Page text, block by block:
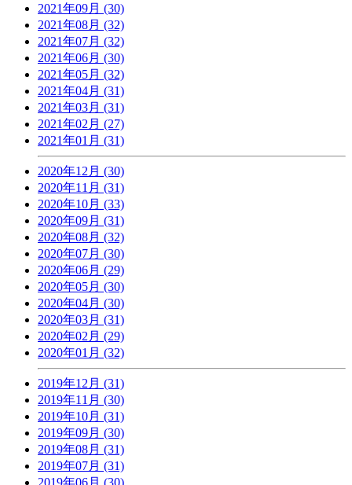
2021年09月 (30)
2021年08月 (32)
2021年07月 (32)
2021年06月 (30)
2021年05月 (32)
2021年04月 (31)
2021年03月 (31)
2021年02月 (27)
2021年01月 (31)
2020年12月 (30)
2020年11月 (31)
2020年10月 (33)
2020年09月 (31)
2020年08月 (32)
2020年07月 (30)
2020年06月 (29)
2020年05月 (30)
2020年04月 (30)
2020年03月 (31)
2020年02月 (29)
2020年01月 (32)
2019年12月 (31)
2019年11月 (30)
2019年10月 (31)
2019年09月 (30)
2019年08月 (31)
2019年07月 (31)